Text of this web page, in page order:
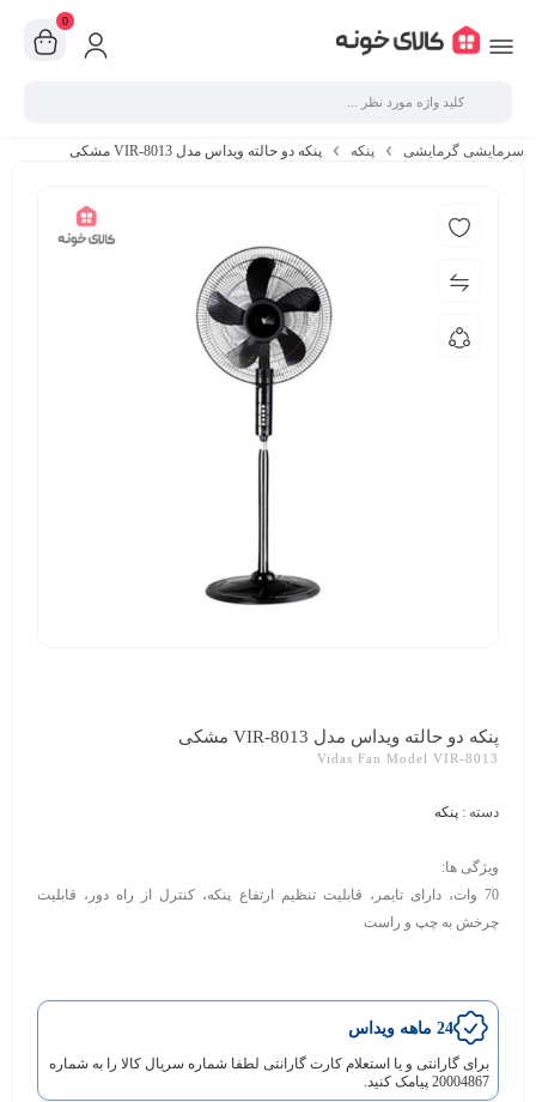
0
سرمایشی گرمایشی پنکه پنکه دو حالته ویداس مدل VIR-8013 مشکی
پنکه دو حالته ویداس مدل VIR-8013 مشکی
Vidas Fan Model VIR-8013
دسته : پنکه
ویژگی ها:
70 وات، دارای تایمر، قابلیت تنظیم ارتفاع پنکه، کنترل از راه دور، قابلیت
چرخش به چپ و راست
24 ماهه ویداس
برای گارانتی و یا استعلام کارت گارانتی لطفا شماره سریال کالا را به شماره
20004867 پیامک کنید.